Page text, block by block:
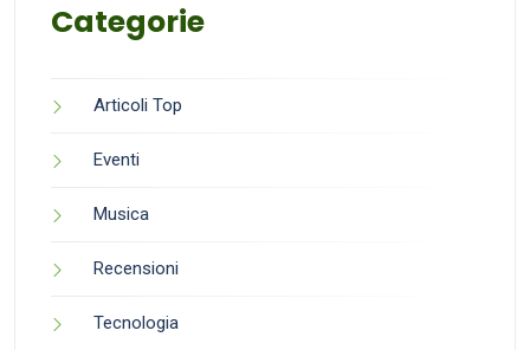
Categorie
Articoli Top
Eventi
Musica
Recensioni
Tecnologia